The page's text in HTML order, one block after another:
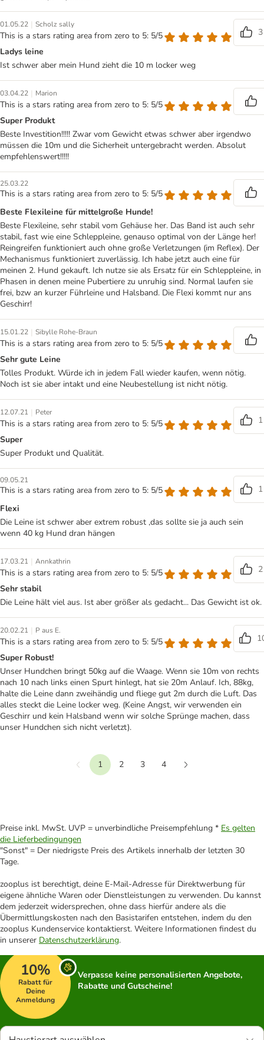
01.05.22 | Scholz sally
This is a stars rating area from zero to 5: 5/5
3
Ladys leine
Ist schwer aber mein Hund zieht die 10 m locker weg
03.04.22 | Marion
This is a stars rating area from zero to 5: 5/5
Super Produkt
Beste Investition!!!!! Zwar vom Gewicht etwas schwer aber irgendwo
müssen die 10m und die Sicherheit untergebracht werden. Absolut
empfehlenswert!!!!!
25.03.22
This is a stars rating area from zero to 5: 5/5
Beste Flexileine für mittelgroße Hunde!
Beste Flexileine, sehr stabil vom Gehäuse her. Das Band ist auch sehr
stabil, fast wie eine Schleppleine, genauso optimal von der Länge her!
Reingreifen funktioniert auch ohne große Verletzungen (im Reflex). Der
Mechanismus funktioniert zuverlässig. Ich habe jetzt auch eine für
meinen 2. Hund gekauft. Ich nutze sie als Ersatz für ein Schleppleine, in
Phasen in denen meine Pubertiere zu unruhig sind. Normal laufen sie
frei, bzw an kurzer Führleine und Halsband. Die Flexi kommt nur ans
Geschirr!
15.01.22 | Sibylle Rohe-Braun
This is a stars rating area from zero to 5: 5/5
Sehr gute Leine
Tolles Produkt. Würde ich in jedem Fall wieder kaufen, wenn nötig.
Noch ist sie aber intakt und eine Neubestellung ist nicht nötig.
12.07.21 | Peter
This is a stars rating area from zero to 5: 5/5
1
Super
Super Produkt und Qualität.
09.05.21
This is a stars rating area from zero to 5: 5/5
1
Flexi
Die Leine ist schwer aber extrem robust ,das sollte sie ja auch sein
wenn 40 kg Hund dran hängen
17.03.21 | Annkathrin
This is a stars rating area from zero to 5: 5/5
2
Sehr stabil
Die Leine hält viel aus. Ist aber größer als gedacht... Das Gewicht ist ok.
20.02.21 | P aus E.
This is a stars rating area from zero to 5: 5/5
Super Robust!
Unser Hundchen bringt 50kg auf die Waage. Wenn sie 10m von rechts
nach 10 nach links einen Spurt hinlegt, hat sie 20m Anlauf. Ich, 88kg,
halte die Leine dann zweihändig und fliege gut 2m durch die Luft. Das
alles steckt die Leine locker weg. (Keine Angst, wir verwenden ein
Geschirr und kein Halsband wenn wir solche Sprünge machen, dass
unser Hundchen sich nicht verletzt).
Vorherige
1 2 3
4
Preise inkl. MwSt. UVP = unverbindliche Preisempfehlung * Es gelten
die Lieferbedingungen
"Sonst" = Der niedrigste Preis des Artikels innerhalb der letzten 30
Tage.
zooplus ist berechtigt, deine E-Mail-Adresse für Direktwerbung für
eigene ähnliche Waren oder Dienstleistungen zu verwenden. Du kannst
dem jederzeit widersprechen, ohne dass hierfür andere als die
Übermittlungskosten nach den Basistarifen entstehen, indem du den
zooplus Kundenservice kontaktierst. Weitere Informationen findest du
in unserer Datenschutzerklärung.
10%
Rabatt für
Deine
Anmeldung
Verpasse keine personalisierten Angebote,
Rabatte und Gutscheine!